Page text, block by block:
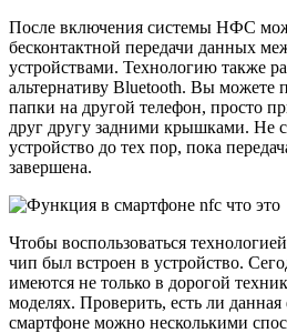
После включения системы НФС
бесконтактной передачи данных
устройствами. Технологию также
альтернативу Bluetooth. Вы можете
папки на другой телефон, просто
друг другу задними крышками. Не
устройство до тех пор, пока
завершена.
Чтобы воспользоваться
чип был встроен в устройство.
имеются не только в дорогой
моделях. Проверить, есть ли
смартфоне можно несколькими